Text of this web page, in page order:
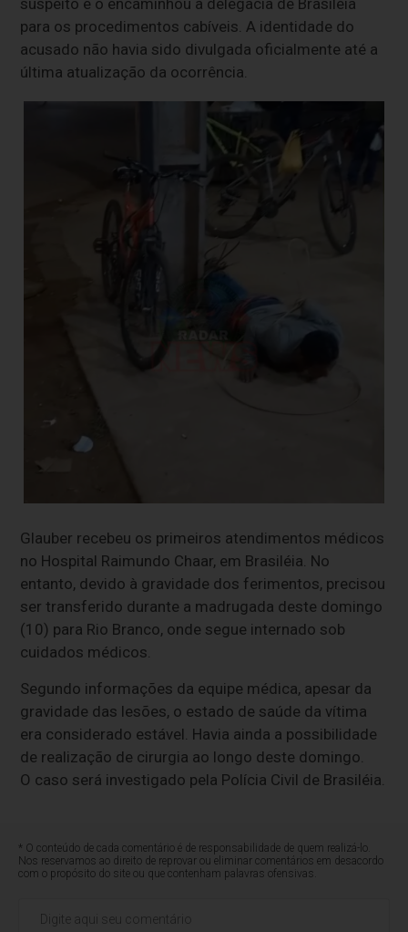
suspeito e o encaminhou à delegacia de Brasiléia
para os procedimentos cabíveis. A identidade do
acusado não havia sido divulgada oficialmente até a
última atualização da ocorrência.
Glauber recebeu os primeiros atendimentos médicos
no Hospital Raimundo Chaar, em Brasiléia. No
entanto, devido à gravidade dos ferimentos, precisou
ser transferido durante a madrugada deste domingo
(10) para Rio Branco, onde segue internado sob
cuidados médicos.
Segundo informações da equipe médica, apesar da
gravidade das lesões, o estado de saúde da vítima
era considerado estável. Havia ainda a possibilidade
de realização de cirurgia ao longo deste domingo.
O caso será investigado pela Polícia Civil de Brasiléia.
* O conteúdo de cada comentário é de responsabilidade de quem realizá-lo.
Nos reservamos ao direito de reprovar ou eliminar comentários em desacordo
com o propósito do site ou que contenham palavras ofensivas.